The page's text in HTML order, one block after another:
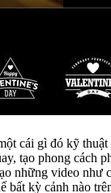
cách phim cổ
đồ ngoại tuyến cho điện thoại